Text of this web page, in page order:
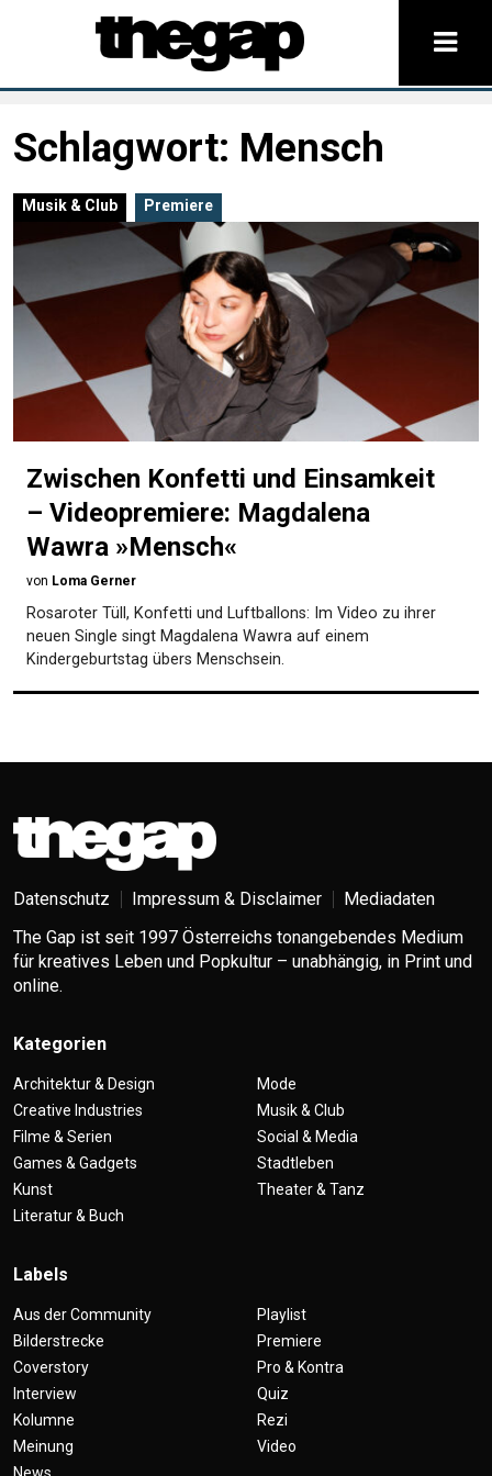
Schlagwort: Mensch
Musik & Club Premiere
Zwischen Konfetti und Einsamkeit
– Videopremiere: Magdalena
Wawra »Mensch«
von Loma Gerner
Rosaroter Tüll, Konfetti und Luftballons: Im Video zu ihrer
neuen Single singt Magdalena Wawra auf einem
Kindergeburtstag übers Menschsein.
Datenschutz Impressum & Disclaimer
Mediadaten
The Gap ist seit 1997 Österreichs tonangebendes Medium
für kreatives Leben und Popkultur – unabhängig, in Print und
online.
Kategorien
Architektur & Design
Creative Industries
Filme & Serien
Games & Gadgets
Kunst
Literatur & Buch
Mode
Musik & Club
Social & Media
Stadtleben
Theater & Tanz
Labels
Aus der Community
Bilderstrecke
Coverstory
Interview
Kolumne
Meinung
Playlist
Premiere
Pro & Kontra
Quiz
Rezi
Video